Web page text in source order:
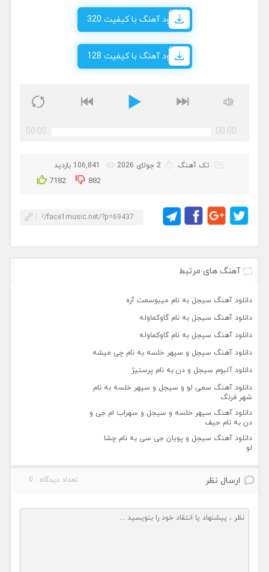
دانلود آهنگ با کیفیت 320
دانلود آهنگ با کیفیت 128
00:00
00:00
تک آهنگ 2 جولای 2026 106,841 بازدید
7182 882
آهنگ های مرتبط
دانلود آهنگ سیجل به نام میبوسمت آره
دانلود آهنگ سیجل به نام گاوکماوله
دانلود آهنگ سیجل به نام گاوکماوله
دانلود آهنگ سیجل و سپهر خلسه به نام چی میشه
دانلود آلبوم سیجل و دن به نام پرستیژ
دانلود آهنگ سمی لو و سیجل و سپهر خلسه به نام
شهر فرنگ
دانلود آهنگ سپهر خلسه و سیجل و سهراب ام جی و
دن به نام حیف
دانلود آهنگ سیجل و پویان جی سی به نام چشا
لو
ارسال نظر تعداد دیدگاه : 0